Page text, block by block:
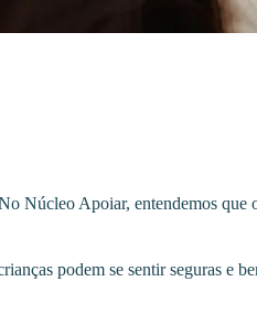
Núcleo Apoiar, entendemos que
podem se sentir seguras e